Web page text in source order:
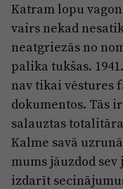
Politika
Pašvaldības
Izglītība
Veselība
Ģimene
Vide
Sports
Katram lopu
vairs nekad
neatgriezās no
palika tukšas.
nav tikai vēstures
dokumentos. Tās
salauztas
Kalme savā
mums jāuzdod
izdarīt